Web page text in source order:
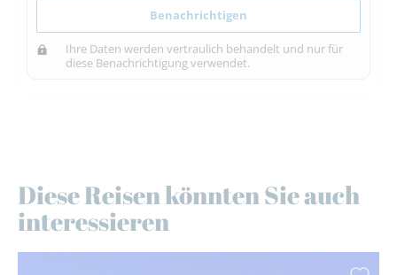
Benachrichtigen
Ihre Daten werden vertraulich behandelt und nur für
diese Benachrichtigung verwendet.
Diese Reisen könnten Sie auch
interessieren